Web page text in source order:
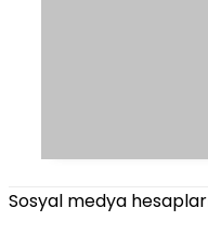
Sosyal medya